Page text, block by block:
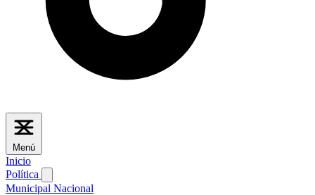
Menú
Inicio
Política
Municipal Nacional